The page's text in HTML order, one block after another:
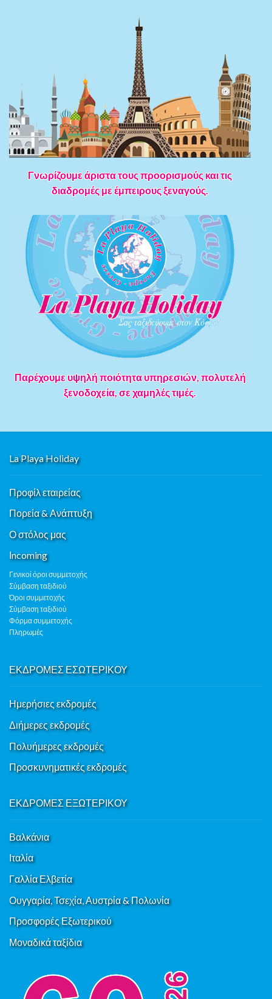
Γνωρίζουμε άριστα τους προορισμούς και τις
διαδρομές με έμπειρους ξεναγούς.
Παρέχουμε υψηλή ποιότητα υπηρεσιών, πολυτελή
ξενοδοχεία, σε χαμηλές τιμές.
La Playa Holiday
Προφίλ εταιρείας
Πορεία & Ανάπτυξη
Ο στόλος μας
Ιncoming
Γενικοί όροι συμμετοχής
Σύμβαση ταξιδιού
Όροι συμμετοχής
Σύμβαση ταξιδιού
Φόρμα συμμετοχής
Πληρωμές
ΕΚΔΡΟΜΕΣ ΕΣΩΤΕΡΙΚΟΥ
Ημερήσιες εκδρομές
Διήμερες εκδρομές
Πολυήμερες εκδρομές
Προσκυνηματικές εκδρομές
ΕΚΔΡΟΜΕΣ ΕΞΩΤΕΡΙΚΟΥ
Βαλκάνια
Ιταλία
Γαλλία Ελβετία
Ουγγαρία, Τσεχία, Αυστρία & Πολωνία
Προσφορές Εξωτερικού
Μοναδικά ταξίδια